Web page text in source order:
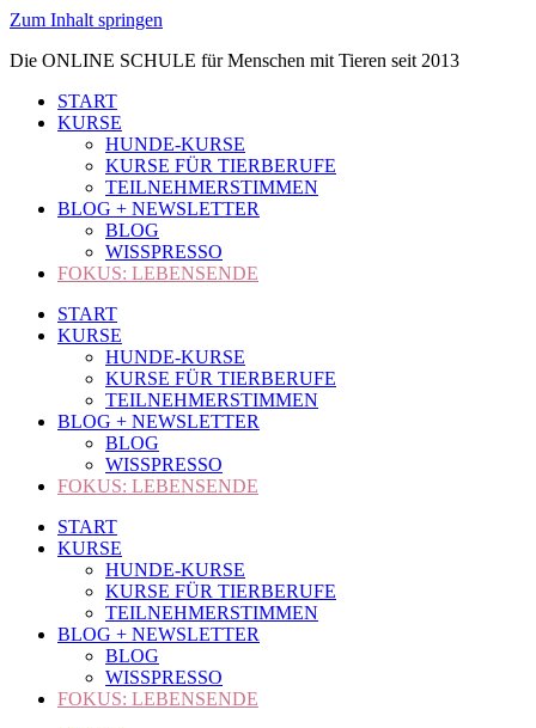
Zum Inhalt springen
Die ONLINE SCHULE für Menschen mit Tieren seit 2013
START
KURSE
HUNDE-KURSE
KURSE FÜR TIERBERUFE
TEILNEHMERSTIMMEN
BLOG + NEWSLETTER
BLOG
WISSPRESSO
FOKUS: LEBENSENDE
START
KURSE
HUNDE-KURSE
KURSE FÜR TIERBERUFE
TEILNEHMERSTIMMEN
BLOG + NEWSLETTER
BLOG
WISSPRESSO
FOKUS: LEBENSENDE
START
KURSE
HUNDE-KURSE
KURSE FÜR TIERBERUFE
TEILNEHMERSTIMMEN
BLOG + NEWSLETTER
BLOG
WISSPRESSO
FOKUS: LEBENSENDE